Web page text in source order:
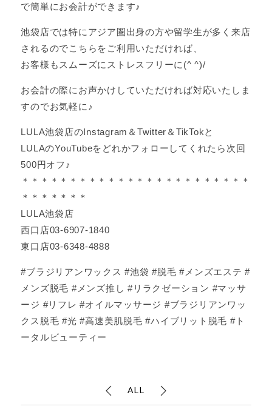
で簡単にお会計ができます♪
池袋店では特にアジア圏出身の方や留学生が多く来店
されるのでこちらをご利用いただければ、
お客様もスムーズにストレスフリーに(^ ^)/
お会計の際にお声かけしていただければ対応いたしま
すのでお気軽に♪
LULA池袋店のInstagram＆Twitter＆TikTokと
LULAのYouTubeをどれかフォローしてくれたら次回
500円オフ♪
＊＊＊＊＊＊＊＊＊＊＊＊＊＊＊＊＊＊＊＊＊＊＊＊
＊＊＊＊＊＊＊
LULA池袋店
西口店03-6907-1840
東口店03-6348-4888
#ブラジリアンワックス #池袋 #脱毛 #メンズエステ #
メンズ脱毛 #メンズ推し #リラクゼーション #マッサ
ージ #リフレ #オイルマッサージ #ブラジリアンワッ
クス脱毛 #光 #高速美肌脱毛 #ハイブリット脱毛 #ト
ータルビューティー
ALL